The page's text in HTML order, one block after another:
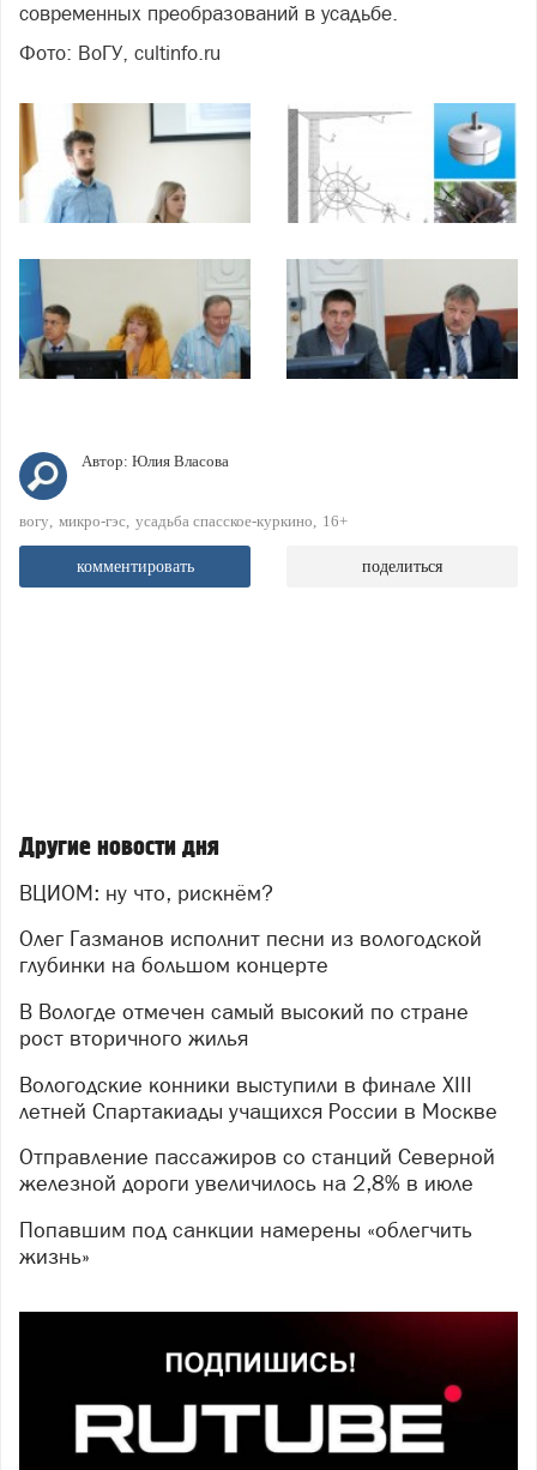
современных преобразований в усадьбе.
Фото: ВоГУ, cultinfo.ru
Автор: Юлия Власова
вогу микро-гэс усадьба спасское-куркино 16+
комментировать поделиться
Другие новости дня
ВЦИОМ: ну что, рискнём?
Олег Газманов исполнит песни из вологодской
глубинки на большом концерте
В Вологде отмечен самый высокий по стране
рост вторичного жилья
Вологодские конники выступили в финале XIII
летней Спартакиады учащихся России в Москве
Отправление пассажиров со станций Северной
железной дороги увеличилось на 2,8% в июле
Попавшим под санкции намерены «облегчить
жизнь»